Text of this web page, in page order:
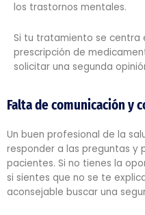
los trastornos mentales.
Si tu tratamiento se centra
prescripción de
solicitar una segunda
Falta de comunicación y
Un buen profesional de la
responder a las preguntas y
pacientes. Si no tienes la
si sientes que no se te
aconsejable buscar una